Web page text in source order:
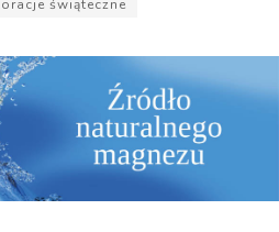
świąteczne